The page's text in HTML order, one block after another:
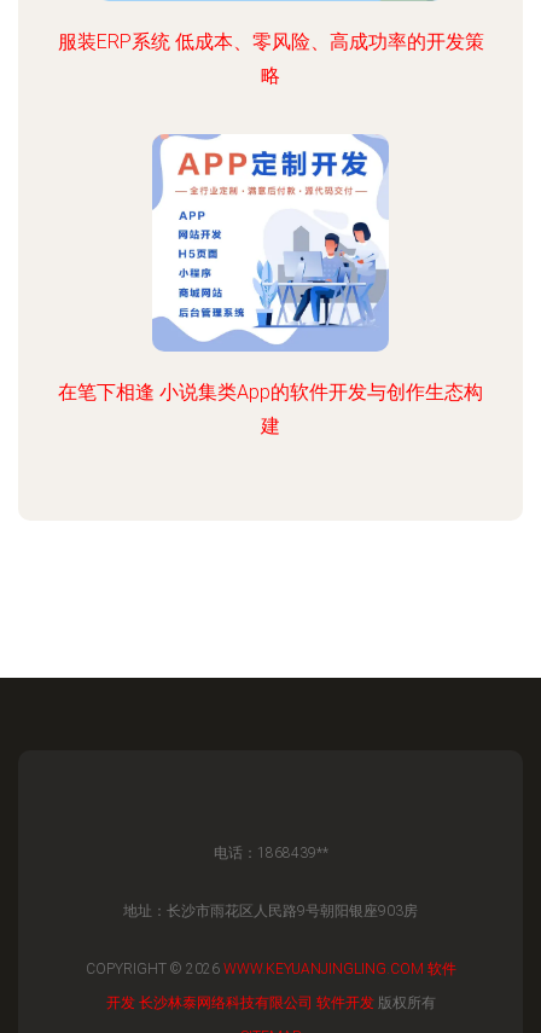
服装ERP系统 低成本、零风险、高成功率的开发策
略
在笔下相逢 小说集类App的软件开发与创作生态构
建
电话：1868439**
地址：长沙市雨花区人民路9号朝阳银座903房
COPYRIGHT © 2026 WWW.KEYUANJINGLING.COM 软件
开发 长沙林泰网络科技有限公司 软件开发版权所有